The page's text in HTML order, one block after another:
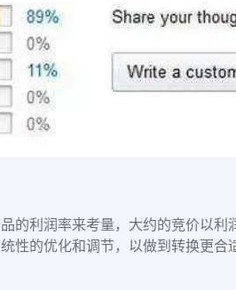
的利润率来考量，大约的竞价以利
性的优化和调节，以做到转换更合